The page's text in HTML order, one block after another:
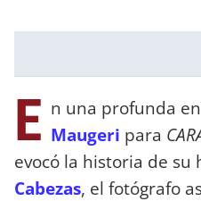
E n una profunda
Maugeri para
evocó la historia de su
Cabezas, el fotógrafo